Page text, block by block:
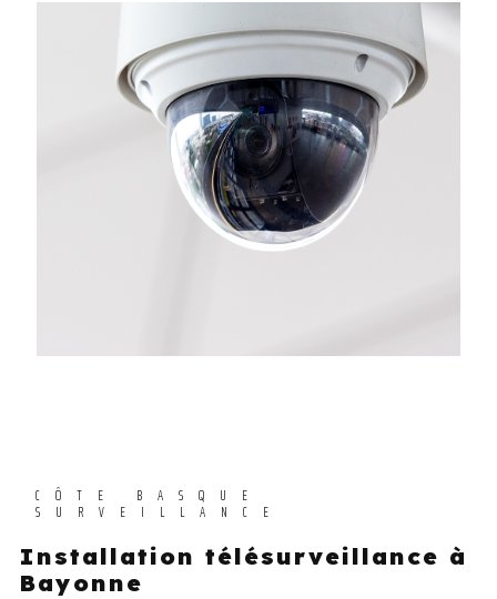
CÔTE BASQUE
SURVEILLANCE
Installation télésurveillance à
Bayonne